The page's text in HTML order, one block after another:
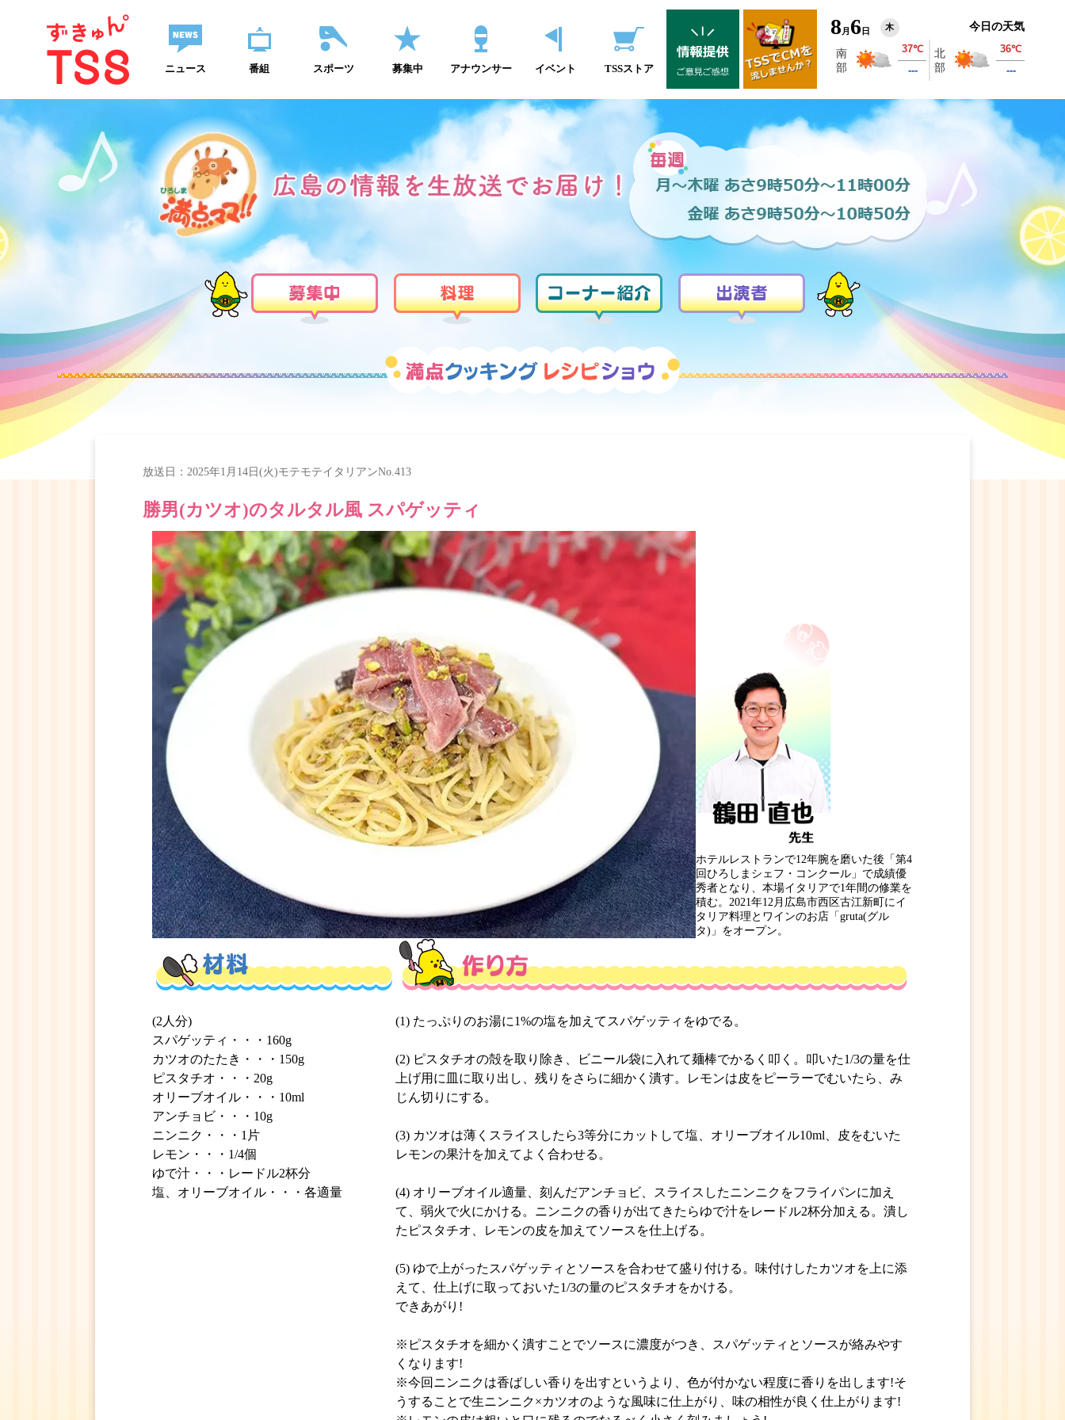
ニュース 番組 スポーツ 募集中 アナウンサー イベント TSSストア
8 月 6日 木 今日の天気
放送日： 2025年1月14日(火)モテモテイタリアンNo.413
勝男(カツオ)のタルタル風 スパゲッティ
ホテルレストランで12年腕を磨いた後「第4
回ひろしまシェフ・コンクール」で成績優
秀者となり、本場イタリアで1年間の修業を
積む。2021年12月広島市西区古江新町にイ
タリア料理とワインのお店「gruta(グル
タ)」をオープン。
(2人分)
スパゲッティ・・・160g
カツオのたたき・・・150g
ピスタチオ・・・20g
オリーブオイル・・・10ml
アンチョビ・・・10g
ニンニク・・・1片
レモン・・・1/4個
ゆで汁・・・レードル2杯分
塩、オリーブオイル・・・各適量
(1) たっぷりのお湯に1%の塩を加えてスパゲッティをゆでる。
(2) ピスタチオの殻を取り除き、ビニール袋に入れて麺棒でかるく叩く。叩いた1/3の量を仕
上げ用に皿に取り出し、残りをさらに細かく潰す。レモンは皮をピーラーでむいたら、み
じん切りにする。
(3) カツオは薄くスライスしたら3等分にカットして塩、オリーブオイル10ml、皮をむいた
レモンの果汁を加えてよく合わせる。
(4) オリーブオイル適量、刻んだアンチョビ、スライスしたニンニクをフライパンに加え
て、弱火で火にかける。ニンニクの香りが出てきたらゆで汁をレードル2杯分加える。潰し
たピスタチオ、レモンの皮を加えてソースを仕上げる。
(5) ゆで上がったスパゲッティとソースを合わせて盛り付ける。味付けしたカツオを上に添
えて、仕上げに取っておいた1/3の量のピスタチオをかける。
できあがり!
※ピスタチオを細かく潰すことでソースに濃度がつき、スパゲッティとソースが絡みやす
くなります!
※今回ニンニクは香ばしい香りを出すというより、色が付かない程度に香りを出します!そ
うすることで生ニンニク×カツオのような風味に仕上がり、味の相性が良く仕上がります!